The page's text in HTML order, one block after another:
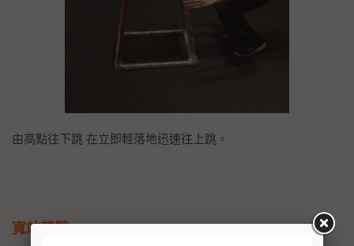
由高點往下跳 在立即輕落地迅速往上跳。
寬站轉髖